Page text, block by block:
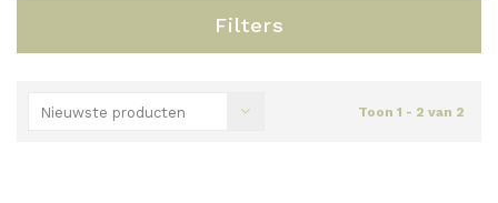
Filters
Nieuwste producten Toon 1 - 2 van 2